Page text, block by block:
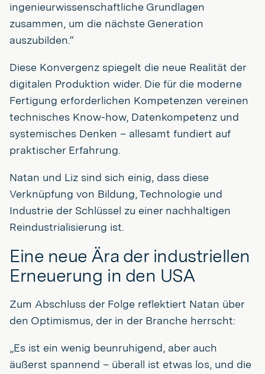
ingenieurwissenschaftliche Grundlagen
zusammen, um die nächste Generation
auszubilden.“
Diese Konvergenz spiegelt die neue Realität der
digitalen Produktion wider. Die für die moderne
Fertigung erforderlichen Kompetenzen vereinen
technisches Know-how, Datenkompetenz und
systemisches Denken – allesamt fundiert auf
praktischer Erfahrung.
Natan und Liz sind sich einig, dass diese
Verknüpfung von Bildung, Technologie und
Industrie der Schlüssel zu einer nachhaltigen
Reindustrialisierung ist.
Eine neue Ära der industriellen
Erneuerung in den USA
Zum Abschluss der Folge reflektiert Natan über
den Optimismus, der in der Branche herrscht:
„Es ist ein wenig beunruhigend, aber auch
äußerst spannend – überall ist etwas los, und die